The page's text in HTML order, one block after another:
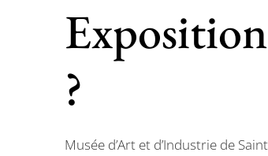
Exposition
?
Musée d’Art et d’Industrie de